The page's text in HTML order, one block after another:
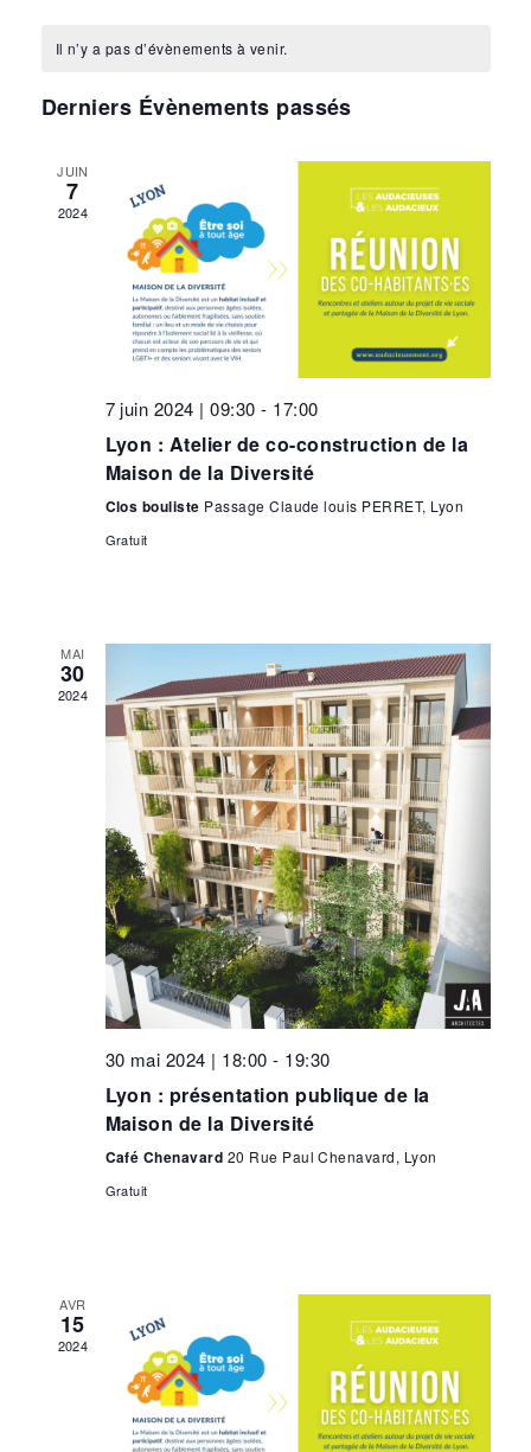
Évènements
Il n’y a pas d’évènements à venir.
Derniers Évènements passés
JUIN
7
2024
7 juin 2024 | 09:30 - 17:00
Lyon : Atelier de co-construction de la
Maison de la Diversité
Clos bouliste Passage Claude louis PERRET, Lyon
Gratuit
MAI
30
2024
30 mai 2024 | 18:00 - 19:30
Lyon : présentation publique de la
Maison de la Diversité
Café Chenavard 20 Rue Paul Chenavard, Lyon
Gratuit
AVR
15
2024